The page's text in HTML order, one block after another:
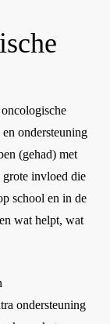
ondersteuning
(gehad) met
grote invloed die
school en in de
wat helpt, wat
ondersteuning